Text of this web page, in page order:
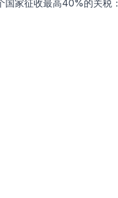
家征收最高40%的关税：